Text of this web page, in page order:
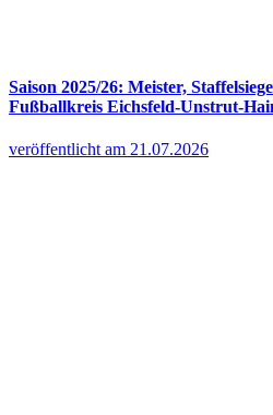
Saison 2025/26: Meister,
Fußballkreis Eichsfeld-Unstrut-
veröffentlicht am 21.07.2026